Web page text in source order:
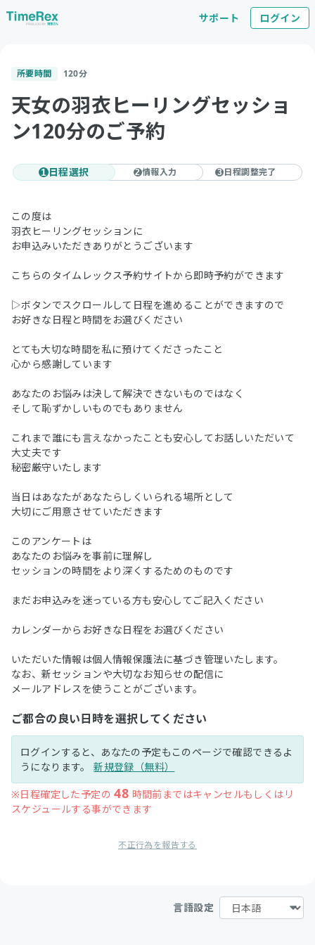
サポート ログイン
所要時間 120分
天女の羽衣ヒーリングセッショ
ン120分のご予約
1 日程選択 2情報入力 3 日程調整完了
この度は
羽衣ヒーリングセッションに
お申込みいただきありがとうございます
こちらのタイムレックス予約サイトから即時予約ができます
▷ボタンでスクロールして日程を進めることができますので
お好きな日程と時間をお選びください
とても大切な時間を私に預けてくださったこと
心から感謝しています
あなたのお悩みは決して解決できないものではなく
そして恥ずかしいものでもありません
これまで誰にも言えなかったことも安心してお話しいただいて
大丈夫です
秘密厳守いたします
当日はあなたがあなたらしくいられる場所として
大切にご用意させていただきます
このアンケートは
あなたのお悩みを事前に理解し
セッションの時間をより深くするためのものです
まだお申込みを迷っている方も安心してご記入ください
カレンダーからお好きな日程をお選びください
いただいた情報は個人情報保護法に基づき管理いたします。
なお、新セッションや大切なお知らせの配信に
メールアドレスを使うことがございます。
ご都合の良い日時を選択してください
ログインすると、あなたの予定もこのページで確認できるよ
うになります。新規登録（無料）
※日程確定した予定の48 時間前まではキャンセルもしくはリ
スケジュールする事ができます
不正行為を報告する
言語設定